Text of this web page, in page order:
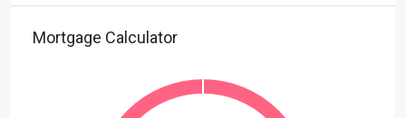
Mortgage Calculator